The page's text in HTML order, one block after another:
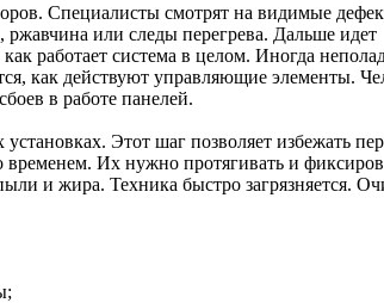
Специалисты смотрят на видимые
или следы перегрева. Дальше идет
работает система в целом. Иногда
как действуют управляющие элементы.
в работе панелей.
Этот шаг позволяет избежать
временем. Их нужно протягивать и
и жира. Техника быстро загрязняется.